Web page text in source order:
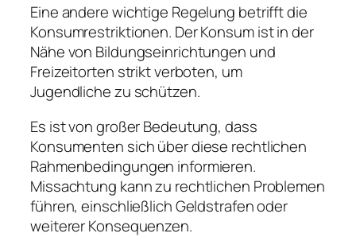
Eine andere wichtige Regelung betrifft die
Konsumrestriktionen. Der Konsum ist in der
Nähe von Bildungseinrichtungen und
Freizeitorten strikt verboten, um
Jugendliche zu schützen.
Es ist von großer Bedeutung, dass
Konsumenten sich über diese rechtlichen
Rahmenbedingungen informieren.
Missachtung kann zu rechtlichen Problemen
führen, einschließlich Geldstrafen oder
weiterer Konsequenzen.